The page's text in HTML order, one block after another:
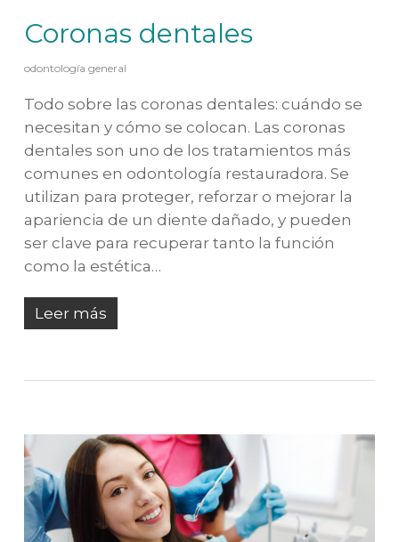
Coronas dentales
odontología general
Todo sobre las coronas dentales: cuándo se
necesitan y cómo se colocan. Las coronas
dentales son uno de los tratamientos más
comunes en odontología restauradora. Se
utilizan para proteger, reforzar o mejorar la
apariencia de un diente dañado, y pueden
ser clave para recuperar tanto la función
como la estética…
Leer más